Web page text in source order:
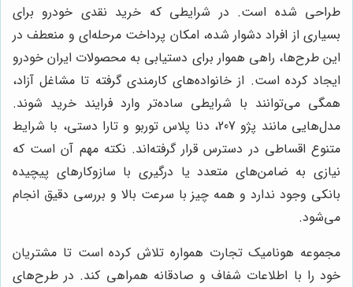
طراحی شده است. در شرایطی که خرید نقدی خودرو برای
بسیاری از افراد دشوار شده، امکان پرداخت مرحله‌ای و منعطف در
این طرح‌ها، راهی هموار برای دستیابی به محصولات ایران خودرو
ایجاد کرده است. از خانواده‌های کارمندی گرفته تا مشاغل آزاد،
همگی می‌توانند با شرایطی ساده‌تر وارد فرایند خرید شوند.
مدل‌هایی مانند پژو 207، دنا پلاس توربو و تارا دستی، با شرایط
متنوع اقساطی در دسترس قرار گرفته‌اند. نکته مهم آن است که
نیازی به ضامن‌های متعدد یا درگیری با سازوکارهای پیچیده
بانکی وجود ندارد و همه چیز با سرعت بالا و بررسی دقیق انجام
می‌شود.
مجموعه هونامیک تجارت همواره تلاش کرده است تا مشتریان
خود را با اطلاعات شفاف و صادقانه همراهی کند. در طرح‌های